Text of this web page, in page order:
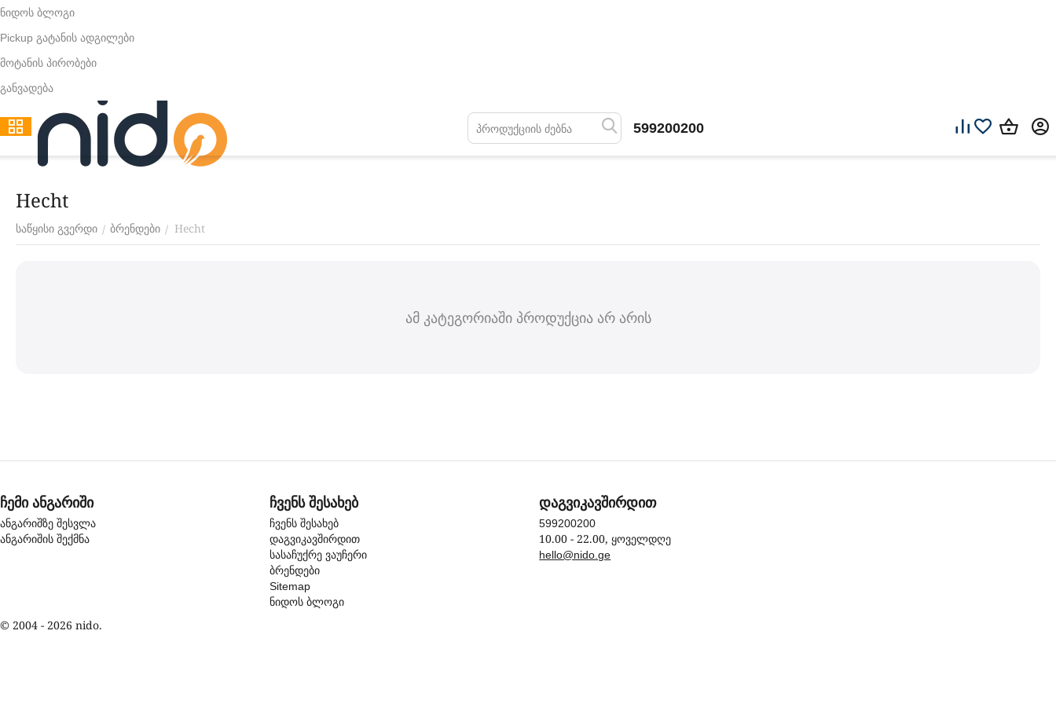
ნიდოს ბლოგი
Pickup გატანის ადგილები
მოტანის პირობები
განვადება
599200200
Hecht
საწყისი გვერდი / ბრენდები / Hecht
ამ კატეგორიაში პროდუქცია არ არის
ჩემი ანგარიში
ანგარიშზე შესვლა
ანგარიშის შექმნა
ჩვენს შესახებ
ჩვენს შესახებ
დაგვიკავშირდით
სასაჩუქრე ვაუჩერი
ბრენდები
Sitemap
ნიდოს ბლოგი
დაგვიკავშირდით
599200200
10.00 - 22.00, ყოველდღე
hello@nido.ge
© 2004 - 2026 nido.